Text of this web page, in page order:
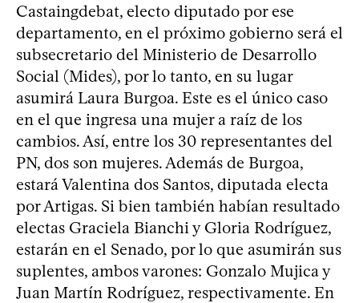
Castaingdebat, electo diputado por ese
departamento, en el próximo gobierno será el
subsecretario del Ministerio de Desarrollo
Social (Mides), por lo tanto, en su lugar
asumirá Laura Burgoa. Este es el único caso
en el que ingresa una mujer a raíz de los
cambios. Así, entre los 30 representantes del
PN, dos son mujeres. Además de Burgoa,
estará Valentina dos Santos, diputada electa
por Artigas. Si bien también habían resultado
electas Graciela Bianchi y Gloria Rodríguez,
estarán en el Senado, por lo que asumirán sus
suplentes, ambos varones: Gonzalo Mujica y
Juan Martín Rodríguez, respectivamente. En